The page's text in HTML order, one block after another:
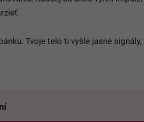
Tvoje telo ti vyšle jasné signály,